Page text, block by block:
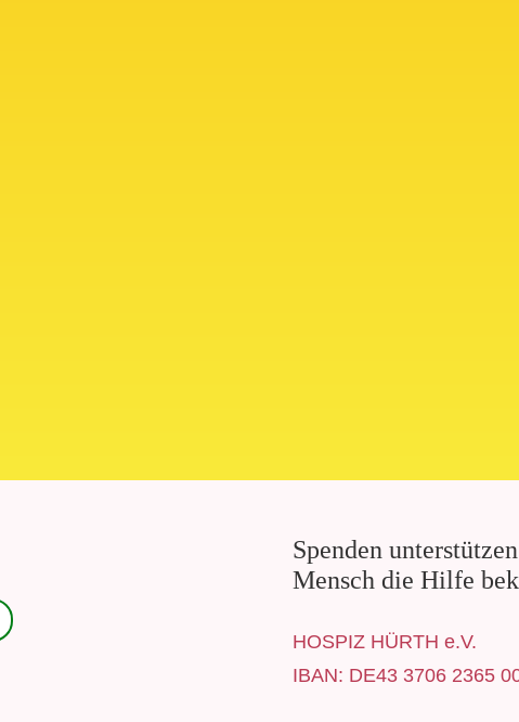
Spenden
Mensch die Hilfe
HOSPIZ HÜRTH e.V.
IBAN: DE43 3706 2365